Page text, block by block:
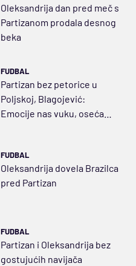
Oleksandrija dan pred meč s
Partizanom prodala desnog
beka
FUDBAL
Partizan bez petorice u
Poljskoj, Blagojević:
Emocije nas vuku, osećam
FUDBAL
Oleksandrija dovela Brazilca
pred Partizan
FUDBAL
Partizan i Oleksandrija bez
gostujućih navijača